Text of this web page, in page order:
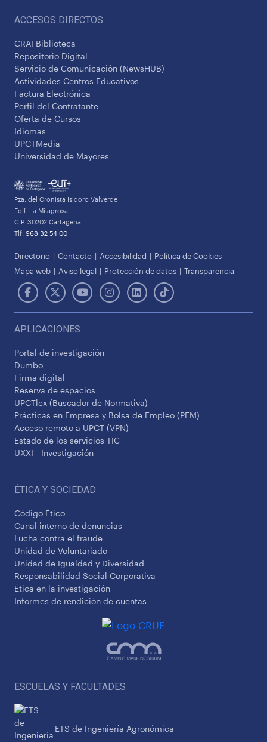
ACCESOS DIRECTOS
CRAI Biblioteca
Repositorio Digital
Servicio de Comunicación (NewsHUB)
Actividades Centros Educativos
Factura Electrónica
Perfil del Contratante
Oferta de Cursos
Idiomas
UPCTMedia
Universidad de Mayores
Pza. del Cronista Isidoro Valverde
Edif. La Milagrosa
C.P. 30202 Cartagena
Tlf: 968 32 54 00
Directorio Contacto Accesibilidad
Política de Cookies
Mapa web
Aviso legal Protección de datos Transparencia
APLICACIONES
Portal de investigación
Dumbo
Firma digital
Reserva de espacios
UPCTlex (Buscador de Normativa)
Prácticas en Empresa y Bolsa de Empleo (PEM)
Acceso remoto a UPCT (VPN)
Estado de los servicios TIC
UXXI - Investigación
ÉTICA Y SOCIEDAD
Código Ético
Canal interno de denuncias
Lucha contra el fraude
Unidad de Voluntariado
Unidad de Igualdad y Diversidad
Responsabilidad Social Corporativa
Ética en la investigación
Informes de rendición de cuentas
ESCUELAS Y FACULTADES
ETS de Ingeniería Agronómica